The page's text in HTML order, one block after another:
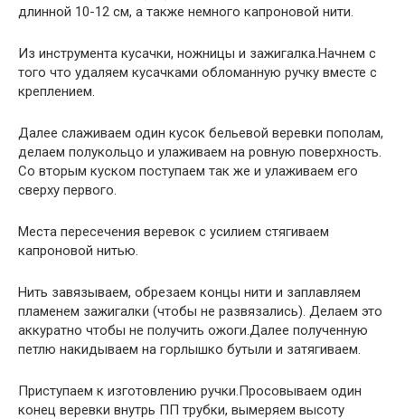
длинной 10-12 см, а также немного капроновой нити.
Из инструмента кусачки, ножницы и зажигалка.Начнем с
того что удаляем кусачками обломанную ручку вместе с
креплением.
Далее слаживаем один кусок бельевой веревки пополам,
делаем полукольцо и улаживаем на ровную поверхность.
Со вторым куском поступаем так же и улаживаем его
сверху первого.
Места пересечения веревок с усилием стягиваем
капроновой нитью.
Нить завязываем, обрезаем концы нити и заплавляем
пламенем зажигалки (чтобы не развязались). Делаем это
аккуратно чтобы не получить ожоги.Далее полученную
петлю накидываем на горлышко бутыли и затягиваем.
Приступаем к изготовлению ручки.Просовываем один
конец веревки внутрь ПП трубки, вымеряем высоту